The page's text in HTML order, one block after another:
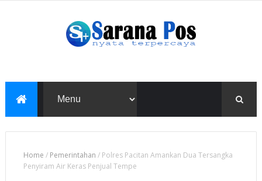
Home / Pemerintahan / Polres Pacitan Amankan Dua Tersangka
Penyiram Air Keras Penjual Tempe